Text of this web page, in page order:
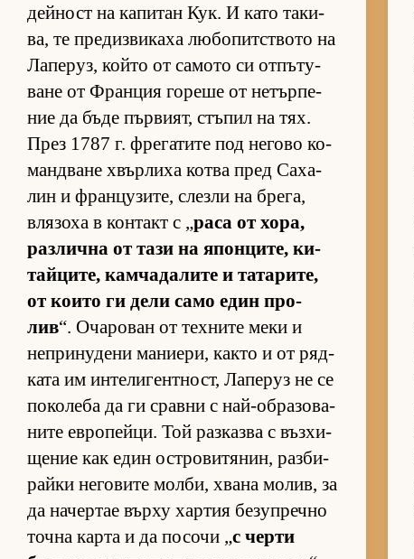
дей­ност на ка­пи­тан Кук. И като та­ки­
ва, те пре­диз­ви­каха лю­бо­пит­с­твото на
Ла­пе­руз, който от са­мото си от­пъ­ту­
ване от Фран­ция го­реше от не­тър­пе­
ние да бъде пър­ви­ят, стъ­пил на тях.
През 1787 г. фре­га­тите под не­гово ко­
ман­д­ване хвър­лиха котва пред Са­ха­
лин и фран­цу­зи­те, слезли на бре­га,
вля­зоха в кон­такт с „раса от хо­ра,
раз­лична от тази на япон­ци­те, ки­
тай­ци­те, кам­ча­да­лите и та­та­ри­те,
от ко­ито ги дели само един про­
лив“. Оча­ро­ван от тех­ните меки и
неп­ри­ну­дени ма­ни­е­ри, както и от ряд­
ката им ин­те­ли­ген­т­ност, Ла­пе­руз не се
по­ко­леба да ги сравни с най-об­ра­зо­ва­
ните ев­ро­пей­ци. Той раз­казва с въз­хи­
ще­ние как един ос­т­ро­ви­тя­нин, раз­би­
райки не­го­вите мол­би, хвана мо­лив, за
да на­чер­тае върху хар­тия бе­зуп­речно
точна карта и да по­сочи „с черти